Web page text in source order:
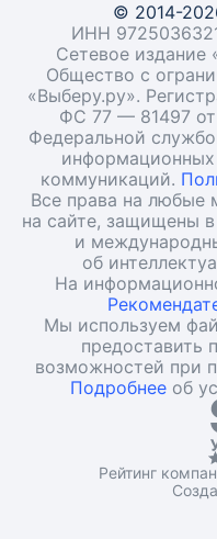
© 2014-
ИНН
Сетевое издание
Общество с
«Выберу.ру».
ФС 77 — 81497 от
Федеральной
коммуникаций.
Все права на любые
на сайте, защищены
и
об
На
Мы используем
предоставить
возможностей при
Подробнее об
Рейтинг